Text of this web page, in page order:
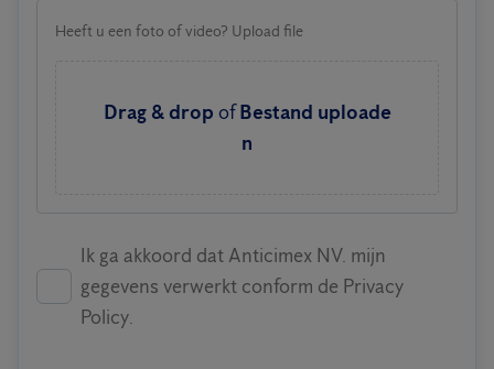
Heeft u een foto of video? Upload file
Drag & drop of Bestand uploade
n
Ik ga akkoord dat Anticimex NV. mijn
gegevens verwerkt conform de Privacy
Policy.